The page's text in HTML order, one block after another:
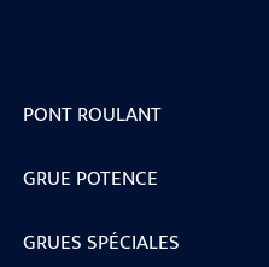
PONT ROULANT
GRUE POTENCE
GRUES SPÉCIALES